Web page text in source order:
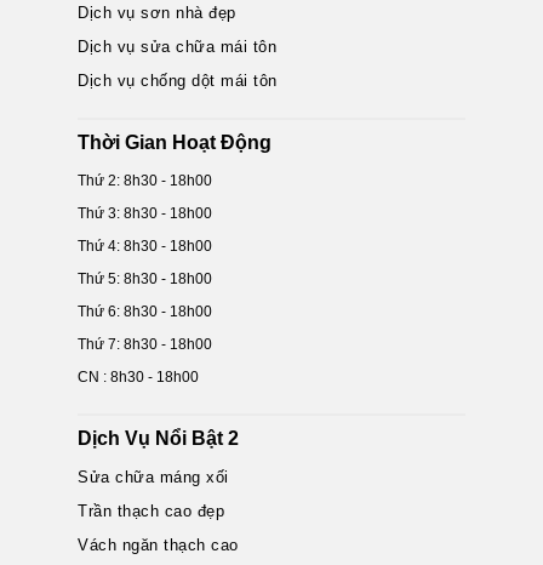
Dịch vụ sơn nhà đẹp
Dịch vụ sửa chữa mái tôn
Dịch vụ chống dột mái tôn
Thời Gian Hoạt Động
Thứ 2: 8h30 - 18h00
Thứ 3: 8h30 - 18h00
Thứ 4: 8h30 - 18h00
Thứ 5: 8h30 - 18h00
Thứ 6: 8h30 - 18h00
Thứ 7: 8h30 - 18h00
CN : 8h30 - 18h00
Dịch Vụ Nổi Bật 2
Sửa chữa máng xối
Trần thạch cao đẹp
Vách ngăn thạch cao